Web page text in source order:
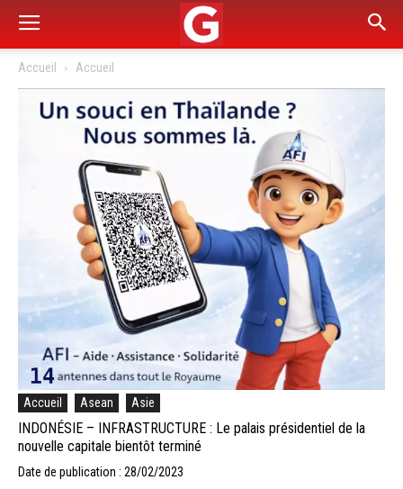
Accueil Accueil
Accueil Asean Asie
INDONÉSIE – INFRASTRUCTURE : Le palais présidentiel de la
nouvelle capitale bientôt terminé
Date de publication : 28/02/2023